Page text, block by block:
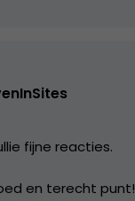
fijne reacties.
en terecht punt!